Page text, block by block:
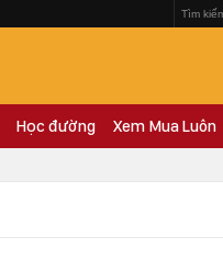
Học đường Xem Mua Luôn